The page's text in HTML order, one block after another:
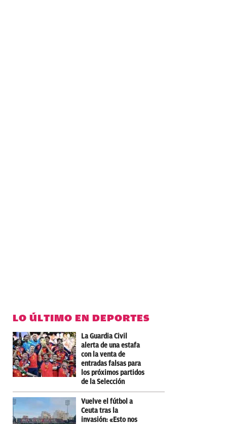
LO ÚLTIMO EN DEPORTES
La Guardia Civil
alerta de una estafa
con la venta de
entradas falsas para
los próximos partidos
de la Selección
Vuelve el fútbol a
Ceuta tras la
invasión: «Esto nos